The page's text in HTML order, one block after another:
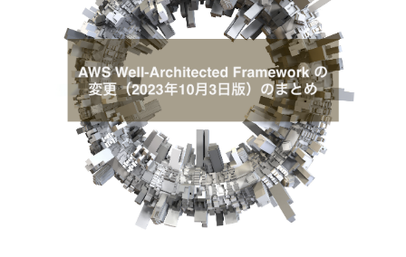
リモートワーク
社内制度